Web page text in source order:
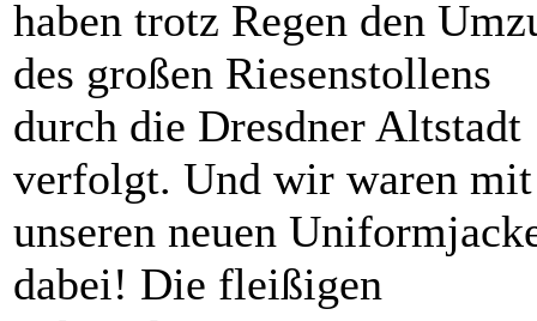
haben trotz Regen den
des großen Riesenstollens
durch die Dresdner Altstadt
verfolgt. Und wir waren mit
unseren neuen
dabei! Die fleißigen